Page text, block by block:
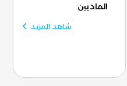
الماديين
شاهد المزيد